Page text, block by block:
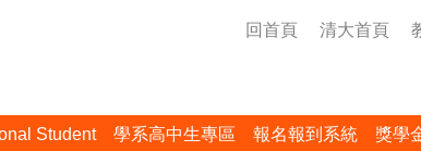
回首頁 清大首頁
Student 學系高中生專區 報名報到系統 獎學